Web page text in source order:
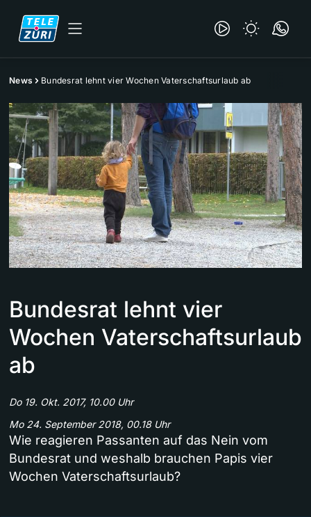
News Bundesrat lehnt vier Wochen Vaterschaftsurlaub ab
Bundesrat lehnt vier
Wochen Vaterschaftsurlaub
ab
Do 19. Okt. 2017, 10.00 Uhr
Mo 24. September 2018, 00.18 Uhr
Wie reagieren Passanten auf das Nein vom
Bundesrat und weshalb brauchen Papis vier
Wochen Vaterschaftsurlaub?